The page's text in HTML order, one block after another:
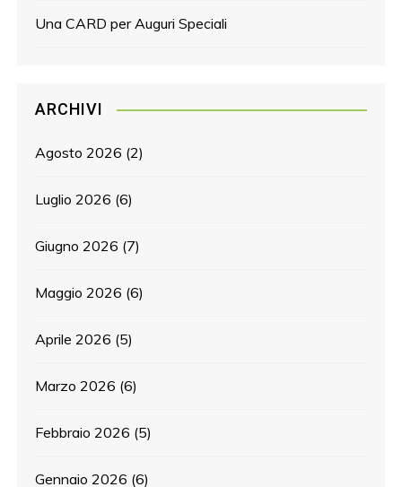
Una CARD per Auguri Speciali
ARCHIVI
Agosto 2026 (2)
Luglio 2026 (6)
Giugno 2026 (7)
Maggio 2026 (6)
Aprile 2026 (5)
Marzo 2026 (6)
Febbraio 2026 (5)
Gennaio 2026 (6)